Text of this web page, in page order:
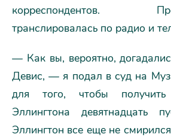
корреспондентов.
транслировалась по радио и
— Как вы, вероятно,
Девис, — я подал в суд на
для того, чтобы
Эллингтона девятнадцать
Эллингтон все еще не